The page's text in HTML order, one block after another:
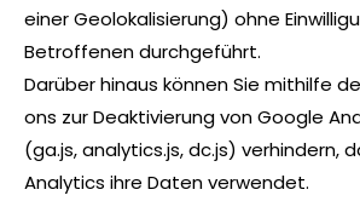
einer Geolokalisierung) ohne
Betroffenen durchgeführt.
Darüber hinaus können Sie mithilfe
ons zur Deaktivierung von Google
(ga.js, analytics.js, dc.js) verhindern,
Analytics ihre Daten verwendet.